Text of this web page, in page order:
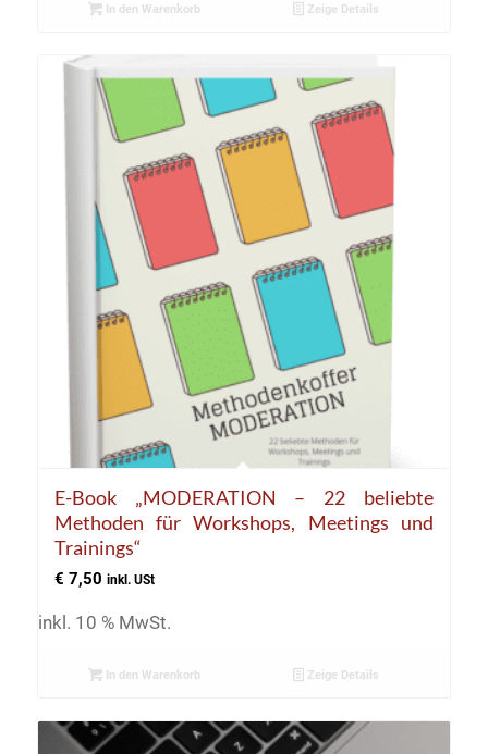
In den Warenkorb Zeige Details
E-Book „MODERATION – 22 beliebte
Methoden für Workshops, Meetings und
Trainings“
€ 7,50 inkl. USt
inkl. 10 % MwSt.
In den Warenkorb Zeige Details